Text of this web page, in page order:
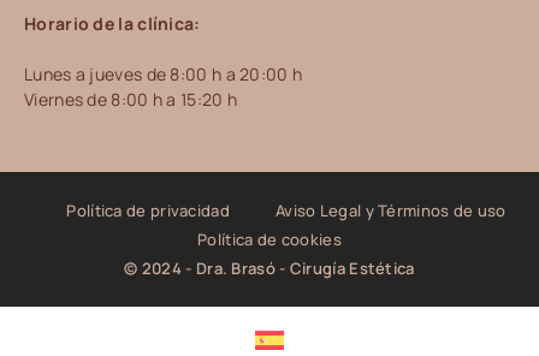
Horario de la clínica:
Lunes a jueves de 8:00 h a 20:00 h
Viernes de 8:00 h a 15:20 h
Política de privacidad
Aviso Legal y Términos de uso
Política de cookies
© 2024 - Dra. Brasó - Cirugía Estética